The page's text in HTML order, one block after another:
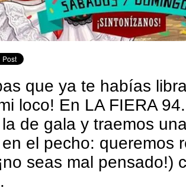
que ya te habías
loco! En LA FIERA
de gala y traemos
el pecho: queremos
seas mal pensado!)